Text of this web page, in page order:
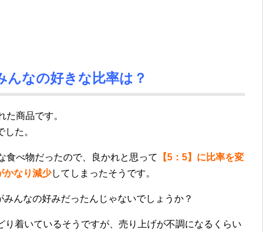
んなの好きな比率は？
た商品です。
した。
食べ物だったので、良かれと思って
【5：5】に比率を変
かなり減少してしまったそうです。
んなの好みだったんじゃないでしょうか？
着いているそうですが、売り上げが不調になるくらい